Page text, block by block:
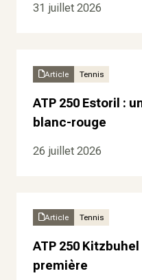
31 juillet 2026
Article Tennis
ATP 250 Estoril :
blanc-rouge
26 juillet 2026
Article Tennis
ATP 250
première